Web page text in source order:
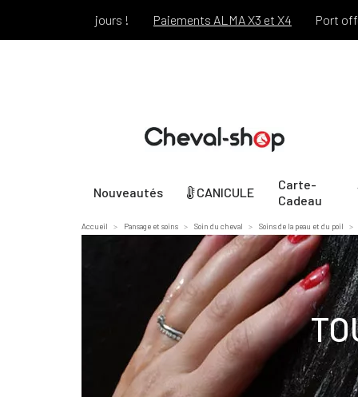
Paiements ALMA X3 et X4 Port offert dès
Nouveautés CANICULE
Carte-
Cadeau
Accueil Pansage et soins Soin du cheval Soins de la peau et du poil